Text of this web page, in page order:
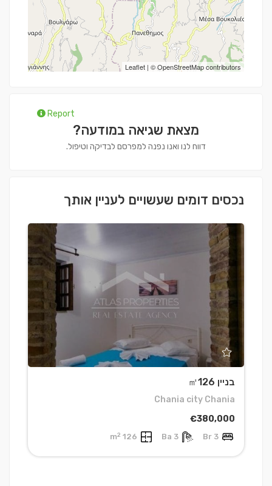
Leaflet | ©OpenStreetMapcontributors
Report
מצאת שגיאה במודעה?
דווח לנו ואנו נפנה למפרסם לבדיקה וטיפול.
נכסים דומים שעשויים לעניין אותך
בניין ㎡126
Chania city Chania
€380,000
3 Br
3 Ba
126 m
2